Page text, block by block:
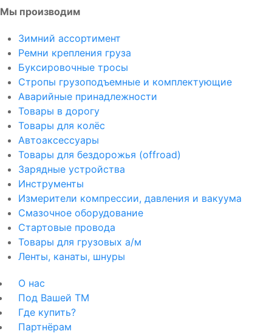
Мы производим
Зимний ассортимент
Ремни крепления груза
Буксировочные тросы
Стропы грузоподъемные и комплектующие
Аварийные принадлежности
Товары в дорогу
Товары для колёс
Автоаксессуары
Товары для бездорожья (offroad)
Зарядные устройства
Инструменты
Измерители компрессии, давления и вакуума
Смазочное оборудование
Стартовые провода
Товары для грузовых а/м
Ленты, канаты, шнуры
О нас
Под Вашей ТМ
Где купить?
Партнёрам